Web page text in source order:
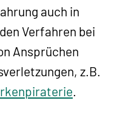
auch in
Verfahren bei
Ansprüchen
z.B.
.